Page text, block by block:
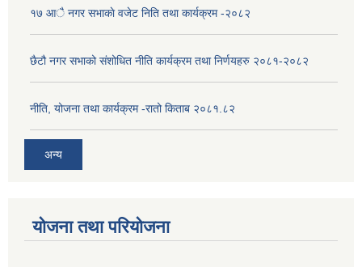
१७ आै नगर सभाकाे वजेट निति तथा कार्यक्रम -२०८२
छैटौ नगर सभाको संशोधित नीति कार्यक्रम तथा निर्णयहरु २०८१-२०८२
नीति, योजना तथा कार्यक्रम -रातो किताब २०८१.८२
अन्य
योजना तथा परियोजना